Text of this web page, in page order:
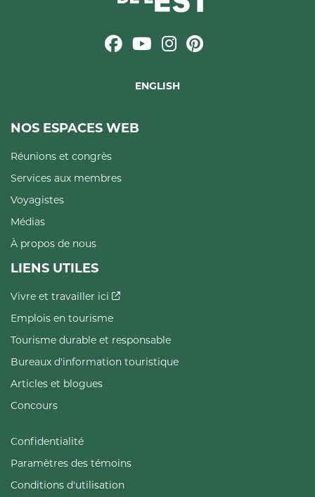
ENGLISH
NOS ESPACES WEB
Réunions et congrès
Services aux membres
Voyagistes
Médias
À propos de nous
LIENS UTILES
Vivre et travailler ici
Emplois en tourisme
Tourisme durable et responsable
Bureaux d'information touristique
Articles et blogues
Concours
Confidentialité
Paramètres des témoins
Conditions d'utilisation